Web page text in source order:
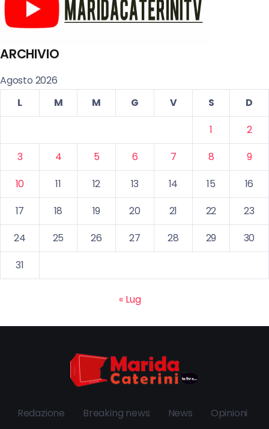
ARCHIVIO
Agosto 2026
L
M M G V S
D
1
2
3
4 5 6 7 8
9
10
11 12 13 14 15
16
17
18 19 20 21 22
23
24
25 26 27 28 29
30
31
« Lug
Redazione Breaking news News Opinioni